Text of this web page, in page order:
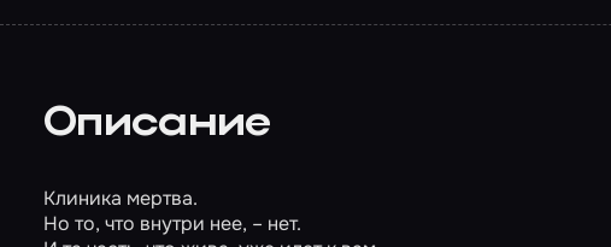
Описание
Клиника мертва.
Но то, что внутри нее, – нет.